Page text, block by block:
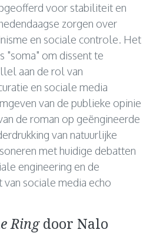
voor stabiliteit en
zorgen over
en sociale controle. Het
"soma" om dissent te
aan de rol van
en sociale media
van de publieke opinie
de roman op geëngineerde
van natuurlijke
met huidige debatten
engineering en de
sociale media echo
Ringdoor Nalo